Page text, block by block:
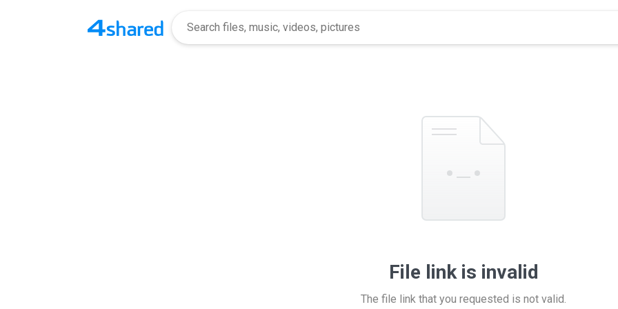
File link is invalid
The file link that you requested is not valid.